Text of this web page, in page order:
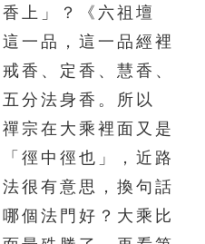
上」？《六祖壇
一品，這一品經裡
香、定香、慧香、
分法身香。所以
宗在大乘裡面又是
徑中徑也」，近路
很有意思，換句話
個法門好？大乘比